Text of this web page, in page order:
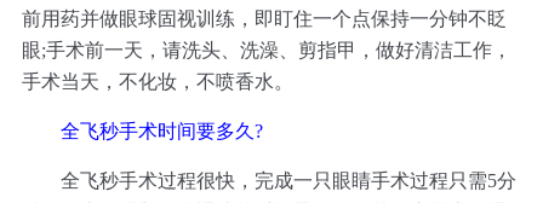
前用药并做眼球固视训练，即盯住一个点保持一分钟不眨
眼;手术前一天，请洗头、洗澡、剪指甲，做好清洁工作，
手术当天，不化妆，不喷香水。
全飞秒手术时间要多久?
全飞秒手术过程很快，完成一只眼睛手术过程只需5分